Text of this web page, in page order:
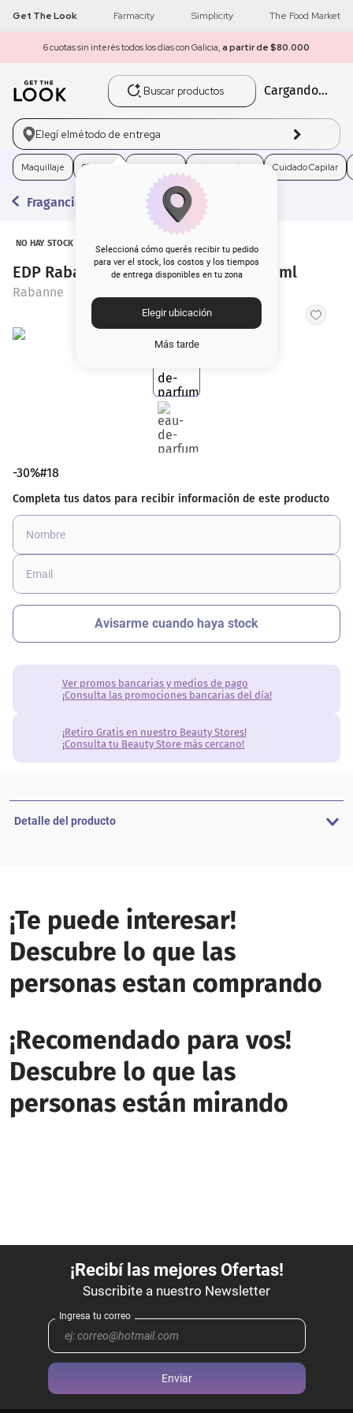
Get The Look Farmacity Simplicity The Food Market
6 cuotas sin interés todos los días con Galicia, a partir de $80.000
Buscar productos
Cargando...
Elegí elmétodo de entrega
Seleccioná cómo querés recibir tu pedido
para ver el stock, los costos y los tiempos
de entrega disponibles en tu zona
Elegir ubicación
Más tarde
Maquillaje Skincare Electro Belleza Cuidado Capilar
Fragancias
NO HAY STOCK
EDP Rabanne Olympea Blossom x 30 ml
Rabanne
-30%#18
Ver promos bancarias y medios de pago
¡Consulta las promociones bancarias del día!
¡Retiro Gratis en nuestro Beauty Stores!
¡Consulta tu Beauty Store más cercano!
Detalle del producto
¡Te puede interesar!
Descubre lo que las
personas estan comprando
¡Recomendado para vos!
Descubre lo que las
personas están mirando
Enviar
1 get the look
2 máscara pestañas
loreal
4. brochas
5. corrector
6. rubor